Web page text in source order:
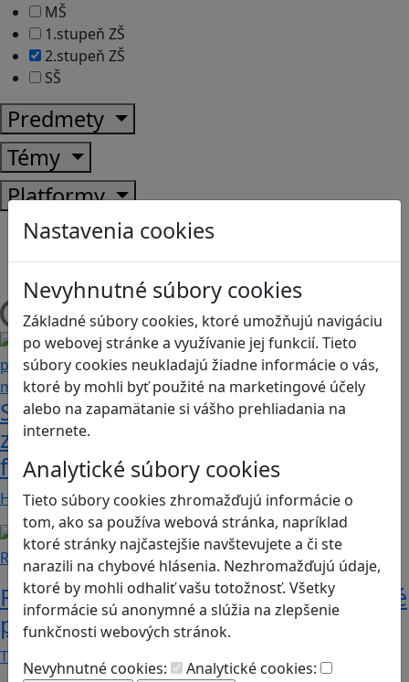
Nastavenia cookies
Nevyhnutné súbory cookies
Základné súbory cookies, ktoré umožňujú navigáciu
po webovej stránke a využívanie jej funkcií. Tieto
súbory cookies neukladajú žiadne informácie o vás,
ktoré by mohli byť použité na marketingové účely
alebo na zapamätanie si vášho prehliadania na
internete.
Analytické súbory cookies
Tieto súbory cookies zhromažďujú informácie o
tom, ako sa používa webová stránka, napríklad
ktoré stránky najčastejšie navštevujete a či ste
narazili na chybové hlásenia. Nezhromažďujú údaje,
ktoré by mohli odhaliť vašu totožnosť. Všetky
informácie sú anonymné a slúžia na zlepšenie
funkčnosti webových stránok.
Nevyhnutné cookies:
Analytické cookies:
MŠ
1.stupeň ZŠ
2.stupeň ZŠ
SŠ
Predmety
Témy
Platformy
Android
Načítam blogy
Stanete sa influencerom, keď budete
zdieľať iba pravdivé, nie alternatívne
fakty? Dozviete sa v hre Follow me
Hráči a hráčky sa stávajú používateľmi/kami…
Recenzie
Rébusy sú hlavolamy do vrecka, ktoré
potrápia aj logiku
Tieto kartičky poskytnú skvelú zábavu pre celú…